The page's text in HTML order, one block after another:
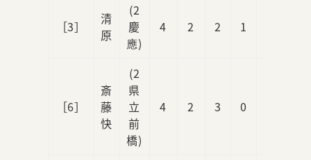
［3］
清
原
(2
慶
應)
4 2 2 1
［6］
斎
藤
快
(2
県
立
前
橋)
4 2 3 0